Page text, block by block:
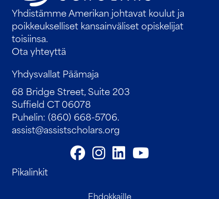
Yhdistämme Amerikan johtavat koulut ja
poikkeukselliset kansainväliset opiskelijat
toisiinsa.
Ota yhteyttä
Yhdysvallat Päämaja
68 Bridge Street, Suite 203
Suffield CT 06078
Puhelin: (860) 668-5706.
assist@assistscholars.org
Pikalinkit
Ehdokkaille